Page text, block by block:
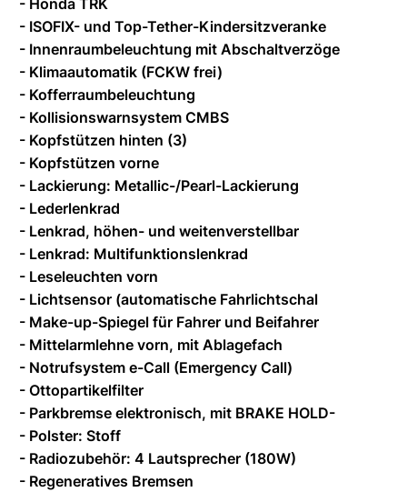
- ISOFIX- und Top-Tether-Kindersitzveranke
- Innenraumbeleuchtung mit Abschaltverzöge
- Klimaautomatik (FCKW frei)
- Kofferraumbeleuchtung
- Kollisionswarnsystem CMBS
- Kopfstützen hinten (3)
- Kopfstützen vorne
- Lackierung: Metallic-/Pearl-Lackierung
- Lederlenkrad
- Lenkrad, höhen- und weitenverstellbar
- Lenkrad: Multifunktionslenkrad
- Leseleuchten vorn
- Lichtsensor (automatische Fahrlichtschal
- Make-up-Spiegel für Fahrer und Beifahrer
- Mittelarmlehne vorn, mit Ablagefach
- Notrufsystem e-Call (Emergency Call)
- Ottopartikelfilter
- Parkbremse elektronisch, mit BRAKE HOLD-
- Polster: Stoff
- Radiozubehör: 4 Lautsprecher (180W)
- Regeneratives Bremsen